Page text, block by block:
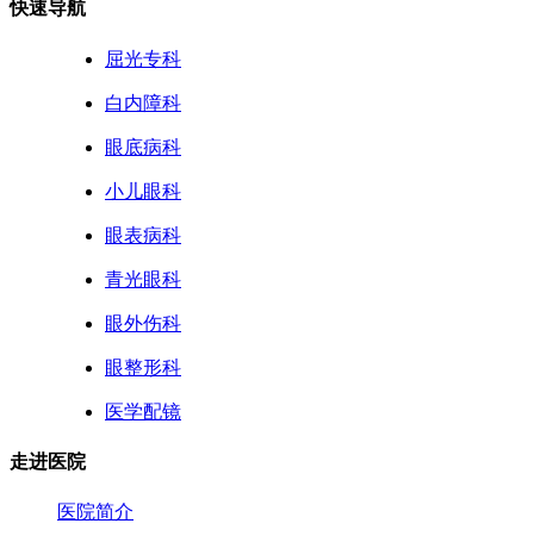
快速导航
屈光专科
白内障科
眼底病科
小儿眼科
眼表病科
青光眼科
眼外伤科
眼整形科
医学配镜
走进医院
医院简介